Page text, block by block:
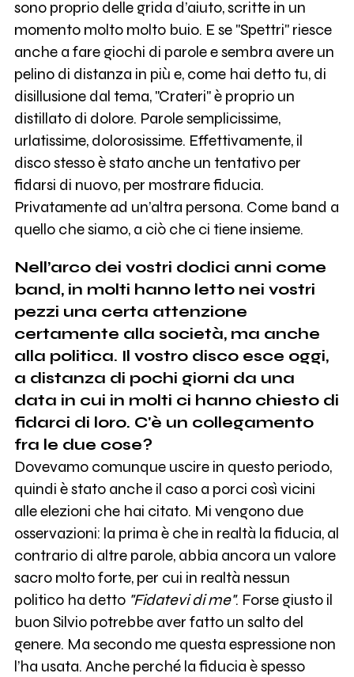
sono proprio delle grida d’aiuto, scritte in un
momento molto molto buio. E se "Spettri" riesce
anche a fare giochi di parole e sembra avere un
pelino di distanza in più e, come hai detto tu, di
disillusione dal tema, "Crateri" è proprio un
distillato di dolore. Parole semplicissime,
urlatissime, dolorosissime. Effettivamente, il
disco stesso è stato anche un tentativo per
fidarsi di nuovo, per mostrare fiducia.
Privatamente ad un’altra persona. Come band a
quello che siamo, a ciò che ci tiene insieme.
Nell’arco dei vostri dodici anni come
band, in molti hanno letto nei vostri
pezzi una certa attenzione
certamente alla società, ma anche
alla politica. Il vostro disco esce oggi,
a distanza di pochi giorni da una
data in cui in molti ci hanno chiesto di
fidarci di loro. C'è un collegamento
fra le due cose?
Dovevamo comunque uscire in questo periodo,
quindi è stato anche il caso a porci così vicini
alle elezioni che hai citato. Mi vengono due
osservazioni: la prima è che in realtà la fiducia, al
contrario di altre parole, abbia ancora un valore
sacro molto forte, per cui in realtà nessun
politico ha detto "Fidatevi di me". Forse giusto il
buon Silvio potrebbe aver fatto un salto del
genere. Ma secondo me questa espressione non
l’ha usata. Anche perché la fiducia è spesso